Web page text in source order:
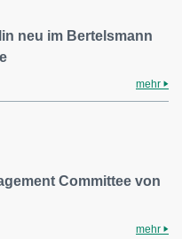
neu im Bertelsmann
mehr
Committee von
mehr